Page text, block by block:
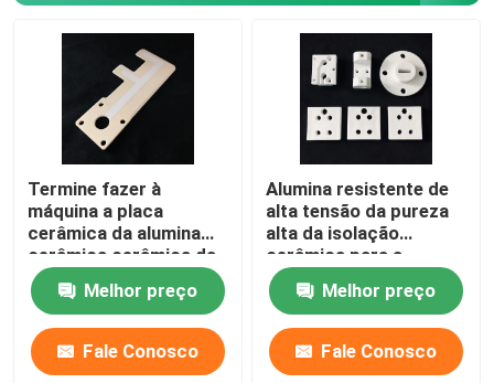
Haste cerâmica da alumina
Tubo cerâmico da alumina
Cerâmica refratária
Isolador cerâmico da alumina
bakeware cerâmico
Termine fazer à
máquina a placa
cerâmica da alumina
cerâmica cerâmica da
sução 99 do vácuo das
peças Al2o3Melhor preço
Fale Conosco
Alumina resistente de
alta tensão da pureza
alta da isolação
cerâmica para a
indústria de New
EnergyMelhor preço
Fale Conosco